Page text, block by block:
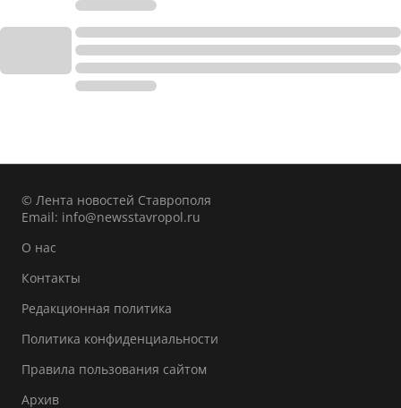
© Лента новостей Ставрополя
Email: info@newsstavropol.ru
О нас
Контакты
Редакционная политика
Политика конфиденциальности
Правила пользования сайтом
Архив